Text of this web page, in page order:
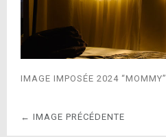
IMAGE IMPOSÉE 2024 “MOMMY”
← IMAGE PRÉCÉDENTE